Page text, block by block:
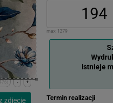
+
-
zdjęcie
max: 1279
Istnieje
Termin realizacji